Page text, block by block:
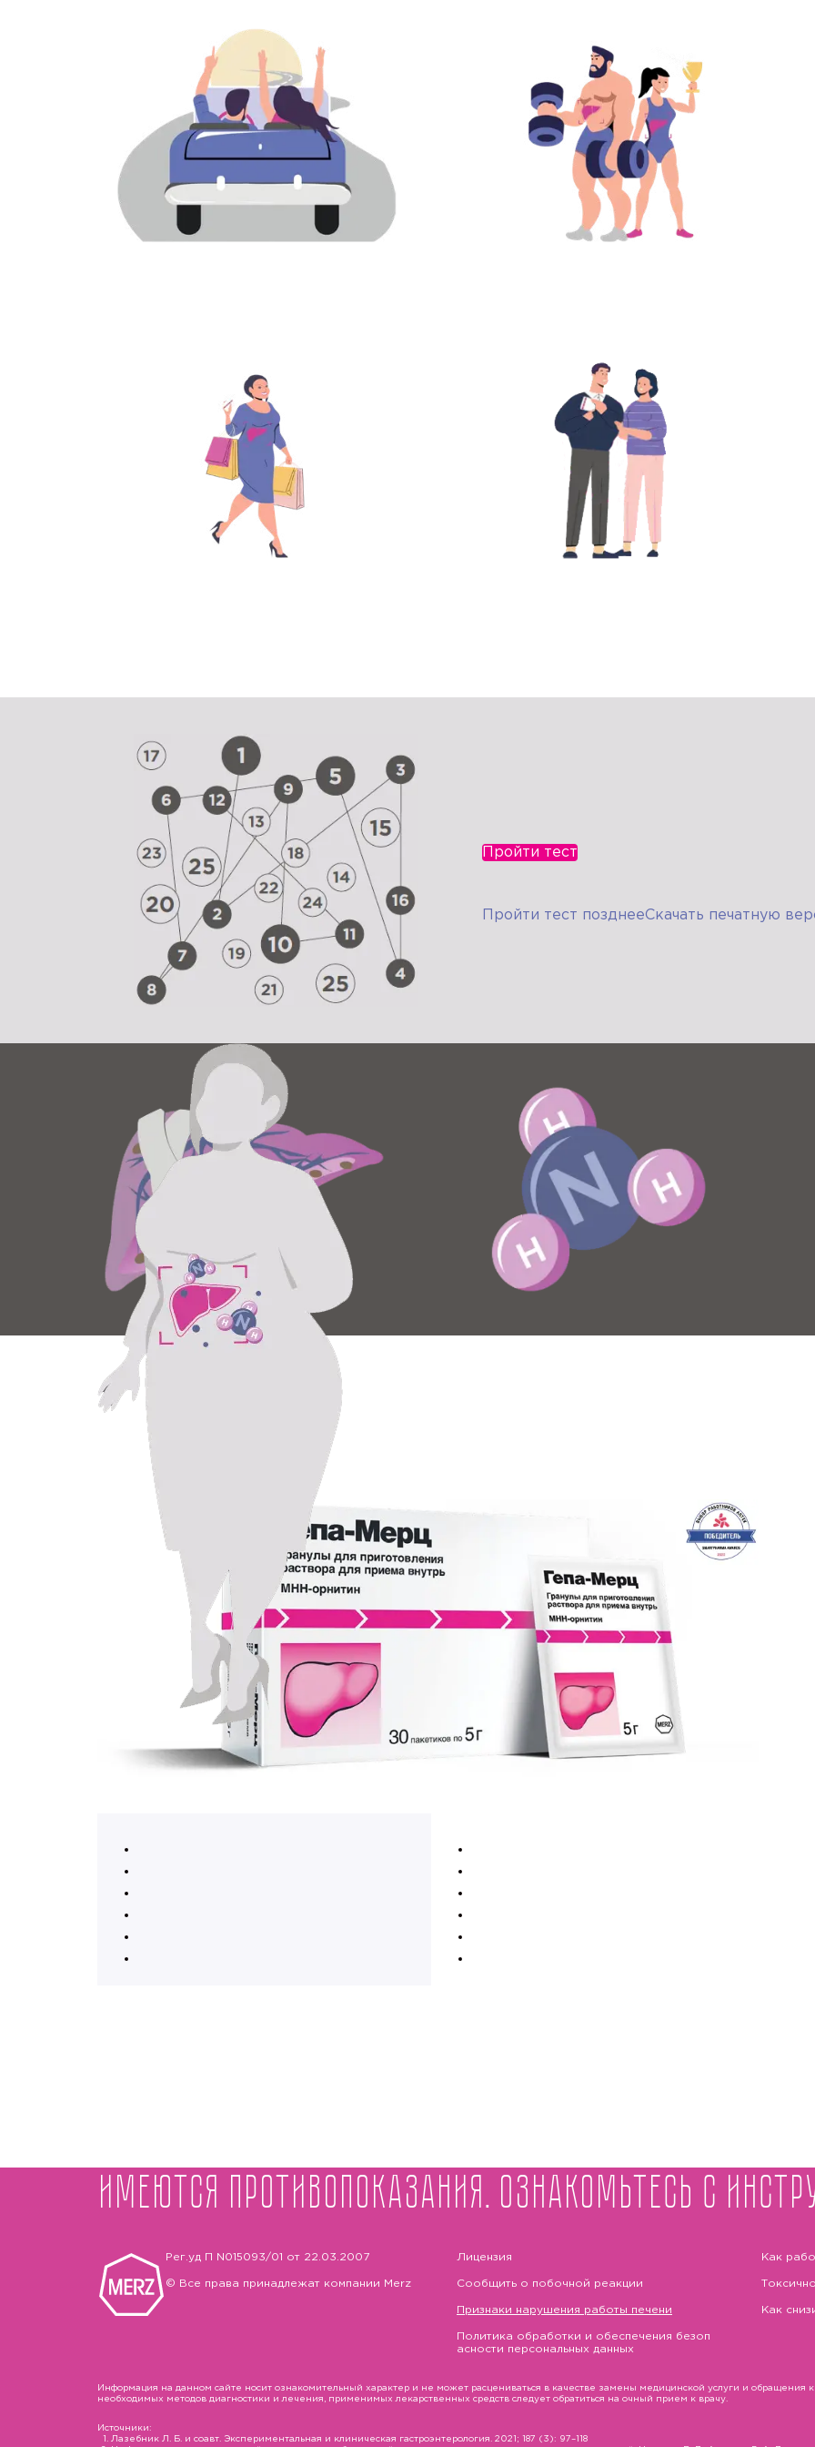
Пройти тест
Пройти тест позднееСкачать печатную
Имеются противопоказания. Ознакомьтесь с
Рег.уд П N015093/01 от 22.03.2007
© Все права принадлежат компании Merz
Лицензия
Сообщить о побочной реакции
Признаки нарушения работы печени
Политика обработки и обеспечения безоп
асности персональных данных
Как
Как
Информация на данном сайте носит ознакомительный характер и не может расцениваться в качестве замены медицинской услуги и обращения к
необходимых методов диагностики и лечения, применимых лекарственных средств следует обратиться на очный прием к врачу.
Источники:
Лазебник Л. Б. и соавт. Экспериментальная и клиническая гастроэнтерология. 2021; 187 (3): 97–118